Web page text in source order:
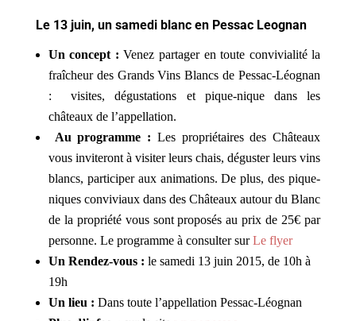
Le 13 juin, un samedi blanc en Pessac Leognan
Un concept :Venez partager en toute convivialité la
fraîcheur des Grands Vins Blancs de Pessac-Léognan
: visites, dégustations et pique-nique dans les
châteaux de l’appellation.
Au programme : Les propriétaires des Châteaux
vous inviteront à visiter leurs chais, déguster leurs vins
blancs, participer aux animations. De plus, des pique-
niques conviviaux dans des Châteaux autour du Blanc
de la propriété vous sont proposés au prix de 25€ par
personne. Le programme à consulter surLe flyer
Un Rendez-vous : le samedi 13 juin 2015, de 10h à
19h
Un lieu : Dans toute l’appellation Pessac-Léognan